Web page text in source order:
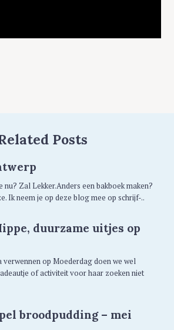
Posts
Zal Lekker.Anders een bakboek maken?
Ik neem je op deze blog mee op schrijf-..
duurzame uitjes op
verwennen op Moederdag doen we wel
of activiteit voor haar zoeken niet
broodpudding – mei